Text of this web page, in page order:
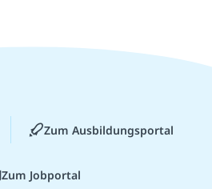
Zum Ausbildungsportal
Zum Jobportal